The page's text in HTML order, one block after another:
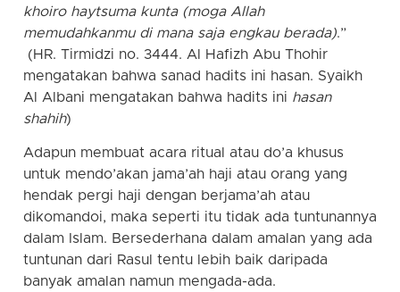
khoiro haytsuma kunta (moga Allah
memudahkanmu di mana saja engkau berada).”
(HR. Tirmidzi no. 3444. Al Hafizh Abu Thohir
mengatakan bahwa sanad hadits ini hasan. Syaikh
Al Albani mengatakan bahwa hadits ini hasan
shahih)
Adapun membuat acara ritual atau do’a khusus
untuk mendo’akan jama’ah haji atau orang yang
hendak pergi haji dengan berjama’ah atau
dikomandoi, maka seperti itu tidak ada tuntunannya
dalam Islam. Bersederhana dalam amalan yang ada
tuntunan dari Rasul tentu lebih baik daripada
banyak amalan namun mengada-ada.